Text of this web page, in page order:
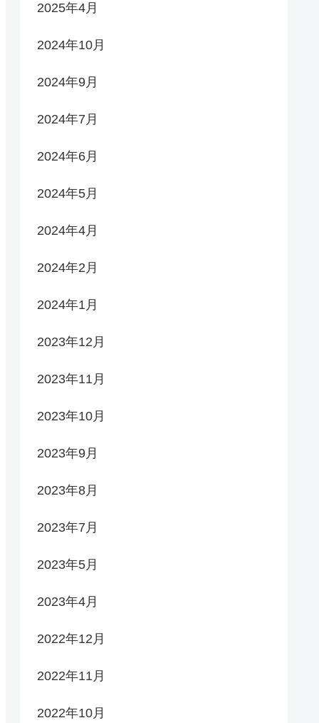
2025年4月
2024年10月
2024年9月
2024年7月
2024年6月
2024年5月
2024年4月
2024年2月
2024年1月
2023年12月
2023年11月
2023年10月
2023年9月
2023年8月
2023年7月
2023年5月
2023年4月
2022年12月
2022年11月
2022年10月